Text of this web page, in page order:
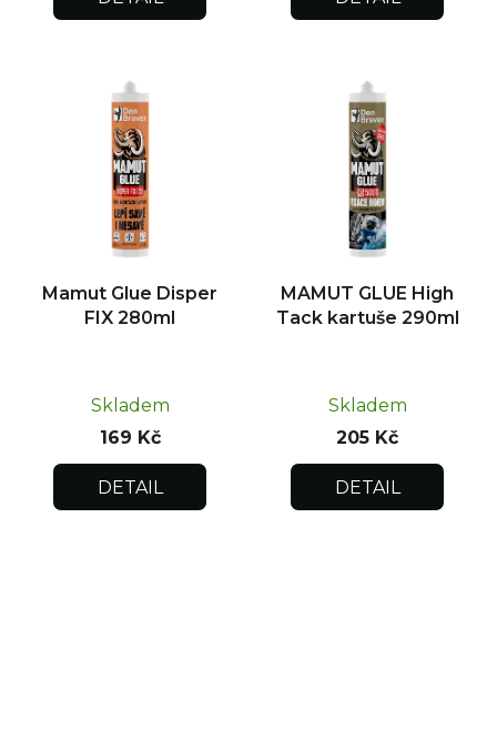
Mamut Glue Disper
FIX 280ml
Skladem
169 Kč
DETAIL
MAMUT GLUE High
Tack kartuše 290ml
Skladem
205 Kč
DETAIL